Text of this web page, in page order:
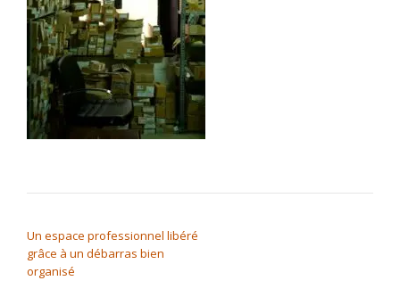
Un espace professionnel libéré
grâce à un débarras bien
organisé